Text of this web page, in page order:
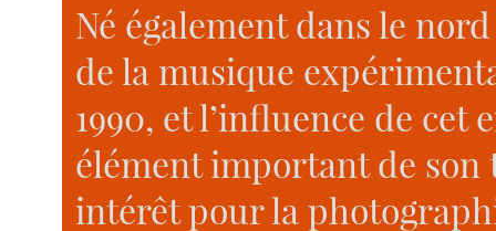
Né également dans le
de la musique
1990, et l’influence de
élément important de son
intérêt pour la